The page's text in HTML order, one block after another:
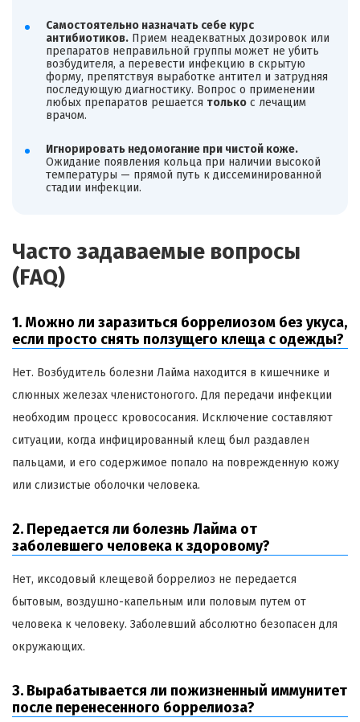
Самостоятельно назначать себе курс
антибиотиков.Прием неадекватных дозировок или
препаратов неправильной группы может не убить
возбудителя, а перевести инфекцию в скрытую
форму, препятствуя выработке антител и затрудняя
последующую диагностику. Вопрос о применении
любых препаратов решается толькос лечащим
врачом.
Игнорировать недомогание при чистой коже.
Ожидание появления кольца при наличии высокой
температуры — прямой путь к диссеминированной
стадии инфекции.
Часто задаваемые вопросы
(FAQ)
1. Можно ли заразиться боррелиозом без укуса,
если просто снять ползущего клеща с одежды?
Нет. Возбудитель болезни Лайма находится в кишечнике и
слюнных железах членистоногого. Для передачи инфекции
необходим процесс кровососания. Исключение составляют
ситуации, когда инфицированный клещ был раздавлен
пальцами, и его содержимое попало на поврежденную кожу
или слизистые оболочки человека.
2. Передается ли болезнь Лайма от
заболевшего человека к здоровому?
Нет, иксодовый клещевой боррелиоз не передается
бытовым, воздушно-капельным или половым путем от
человека к человеку. Заболевший абсолютно безопасен для
окружающих.
3. Вырабатывается ли пожизненный иммунитет
после перенесенного боррелиоза?